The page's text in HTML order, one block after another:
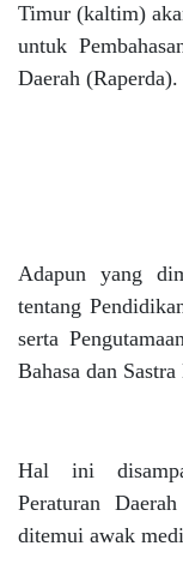
Timur (kaltim)
untuk
Daerah (Raperda).
Adapun yang
tentang
serta
Bahasa dan Sastra
Hal ini
Peraturan
ditemui awak